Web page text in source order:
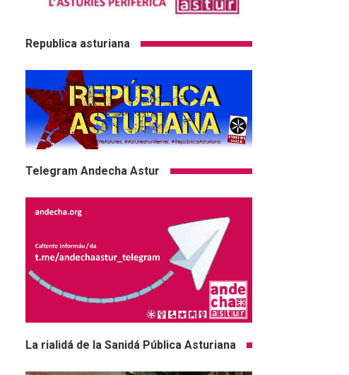
Republica asturiana
Telegram Andecha Astur
La rialidá de la Sanidá Pública Asturiana